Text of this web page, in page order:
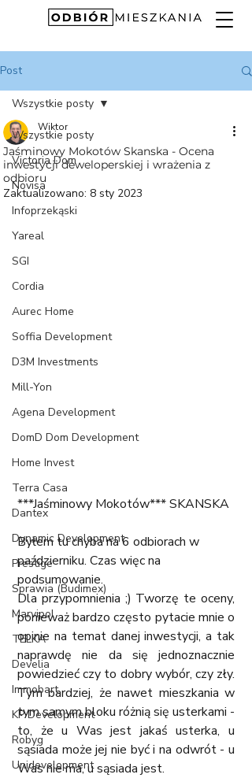
Post
Wszystkie posty
Victoria Dom
Novisa
Infoprzekąski
Yareal
SGI
Cordia
Aurec Home
Soffia Development
D3M Investments
Mill-Yon
Agena Development
DomD Dom Development
Home Invest
Terra Casa
Dantex
Dynamic Development
Prestige
Sprawia (Budimex)
Marvipol
TELKA
Develia
Immobart
KP Development
Robyg
Unidevelopment
Wszystkie posty
Jaśminowy Mokotów Skanska - Ocena
inwestycji deweloperskiej i wrażenia z
odbioru
Wiktor
Zaktualizowano: 8 sty 2023
***Jaśminowy Mokotów*** SKANSKA
Byłem tu chyba na 6 odbiorach w
październiku. Czas więc na
podsumowanie.
Dla przypomnienia ;) Tworzę te oceny,
ponieważ bardzo często pytacie mnie o
opinie na temat danej inwestycji, a tak
naprawdę nie da się jednoznacznie
powiedzieć czy to dobry wybór, czy zły.
Tym bardziej, że nawet mieszkania w
tym samym bloku różnią się usterkami -
to, że u Was jest jakaś usterka, u
sąsiada może jej nie być i na odwrót - u
Was nie ma, u sąsiada jest.